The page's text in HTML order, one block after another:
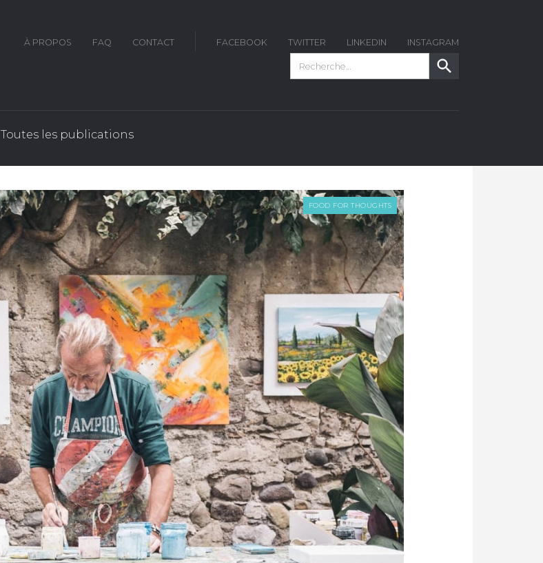
À PROPOS FAQ CONTACT FACEBOOK TWITTER LINKEDIN INSTAGRAM
Toutes les publications
FOOD FOR THOUGHTS